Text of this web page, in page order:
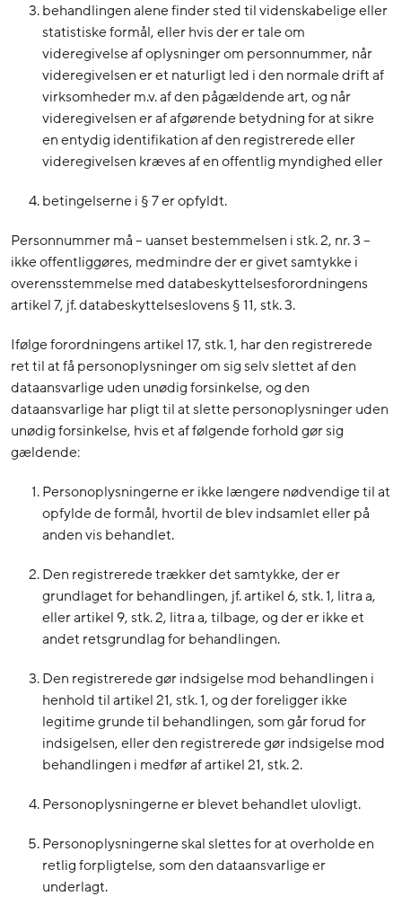
behandlingen alene finder sted til videnskabelige eller
statistiske formål, eller hvis der er tale om
videregivelse af oplysninger om personnummer, når
videregivelsen er et naturligt led i den normale drift af
virksomheder m.v. af den pågældende art, og når
videregivelsen er af afgørende betydning for at sikre
en entydig identifikation af den registrerede eller
videregivelsen kræves af en offentlig myndighed eller
betingelserne i § 7 er opfyldt.
Personnummer må – uanset bestemmelsen i stk. 2, nr. 3 –
ikke offentliggøres, medmindre der er givet samtykke i
overensstemmelse med databeskyttelsesforordningens
artikel 7, jf. databeskyttelseslovens § 11, stk. 3.
Ifølge forordningens artikel 17, stk. 1, har den registrerede
ret til at få personoplysninger om sig selv slettet af den
dataansvarlige uden unødig forsinkelse, og den
dataansvarlige har pligt til at slette personoplysninger uden
unødig forsinkelse, hvis et af følgende forhold gør sig
gældende:
Personoplysningerne er ikke længere nødvendige til at
opfylde de formål, hvortil de blev indsamlet eller på
anden vis behandlet.
Den registrerede trækker det samtykke, der er
grundlaget for behandlingen, jf. artikel 6, stk. 1, litra a,
eller artikel 9, stk. 2, litra a, tilbage, og der er ikke et
andet retsgrundlag for behandlingen.
Den registrerede gør indsigelse mod behandlingen i
henhold til artikel 21, stk. 1, og der foreligger ikke
legitime grunde til behandlingen, som går forud for
indsigelsen, eller den registrerede gør indsigelse mod
behandlingen i medfør af artikel 21, stk. 2.
Personoplysningerne er blevet behandlet ulovligt.
Personoplysningerne skal slettes for at overholde en
retlig forpligtelse, som den dataansvarlige er
underlagt.